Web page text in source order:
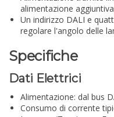
alimentazione aggiuntiva
Un indirizzo DALI e
regolare l'angolo delle
Specifiche
Dati Elettrici
Alimentazione: dal bus
Consumo di corrente